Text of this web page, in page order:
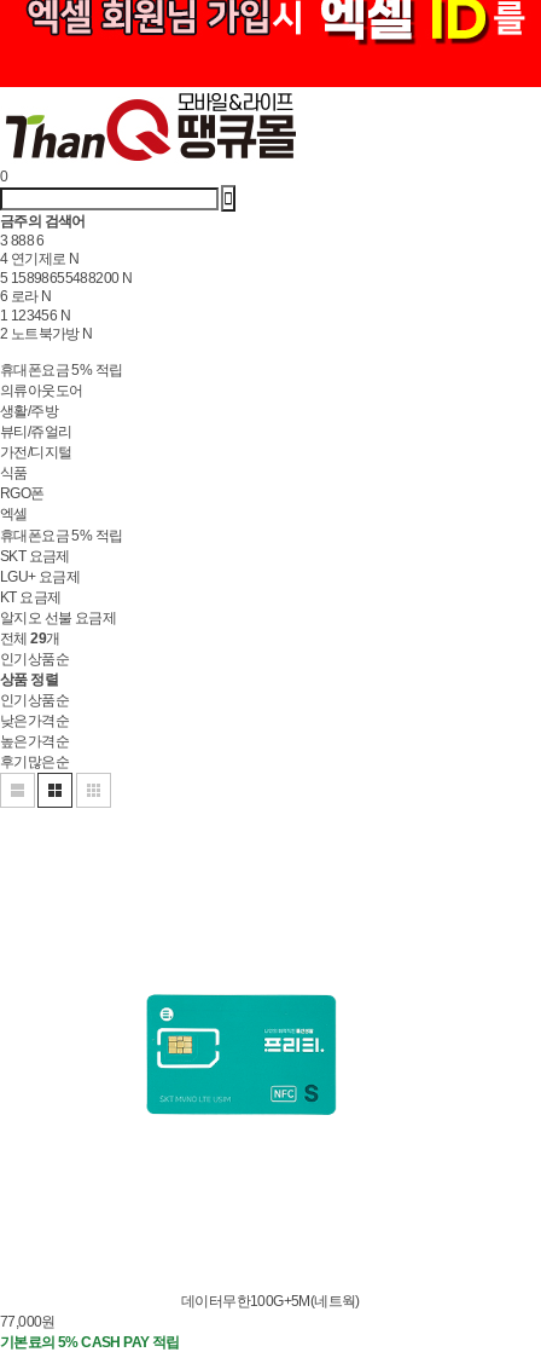
0
금주의 검색어
3 8886
4연기제로 N
5 15898655488200 N
6 로라 N
1 123456 N
2 노트북가방 N
휴대폰요금 5% 적립
의류아웃도어
생활/주방
뷰티/쥬얼리
가전/디지털
식품
RGO폰
엑셀
휴대폰요금 5% 적립
SKT 요금제
LGU+ 요금제
KT 요금제
알지오 선불 요금제
전체29개
인기상품순
상품 정렬
인기상품순
낮은가격순
높은가격순
후기많은순
데이터무한100G+5M(네트웍)
77,000원
기본료의 5% CASH PAY 적립